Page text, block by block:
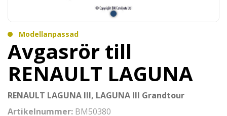
Modellanpassad
Avgasrör till
RENAULT LAGUNA
RENAULT LAGUNA III, LAGUNA III Grandtour
Artikelnummer: BM50380